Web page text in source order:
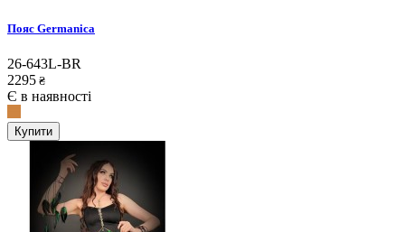
Пояс Germanica
26-643L-BR
2295 ₴
Є в наявності
Купити